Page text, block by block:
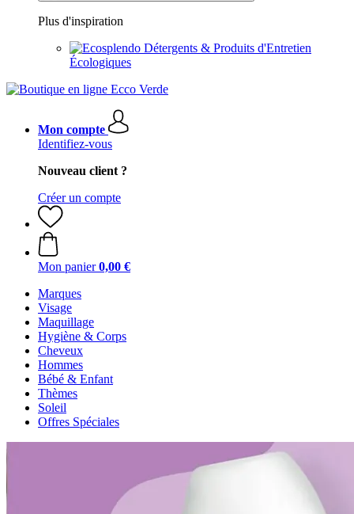
Plus d'inspiration
Détergents & Produits d'Entretien
Écologiques
Mon compte
Identifiez-vous
Nouveau client ?
Créer un compte
Mon panier 0,00 €
Marques
Visage
Maquillage
Hygiène & Corps
Cheveux
Hommes
Bébé & Enfant
Thèmes
Soleil
Offres Spéciales